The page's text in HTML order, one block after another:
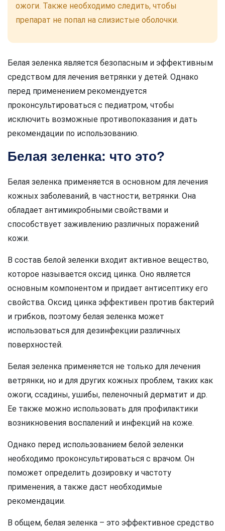
ожоги. Также необходимо следить, чтобы
препарат не попал на слизистые оболочки.
Белая зеленка является безопасным и эффективным
средством для лечения ветрянки у детей. Однако
перед применением рекомендуется
проконсультироваться с педиатром, чтобы
исключить возможные противопоказания и дать
рекомендации по использованию.
Белая зеленка: что это?
Белая зеленка применяется в основном для лечения
кожных заболеваний, в частности, ветрянки. Она
обладает антимикробными свойствами и
способствует заживлению различных поражений
кожи.
В состав белой зеленки входит активное вещество,
которое называется оксид цинка. Оно является
основным компонентом и придает антисептику его
свойства. Оксид цинка эффективен против бактерий
и грибков, поэтому белая зеленка может
использоваться для дезинфекции различных
поверхностей.
Белая зеленка применяется не только для лечения
ветрянки, но и для других кожных проблем, таких как
ожоги, ссадины, ушибы, пеленочный дерматит и др.
Ее также можно использовать для профилактики
возникновения воспалений и инфекций на коже.
Однако перед использованием белой зеленки
необходимо проконсультироваться с врачом. Он
поможет определить дозировку и частоту
применения, а также даст необходимые
рекомендации.
В общем, белая зеленка – это эффективное средство